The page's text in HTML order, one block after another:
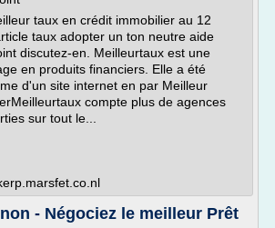
taux en crédit immobilier au 12
taux adopter un ton neutre aide
discutez-en. Meilleurtaux est une
en produits financiers. Elle a été
d'un site internet en par Meilleur
compte plus de agences
sur tout le...
- Négociez le meilleur Prêt